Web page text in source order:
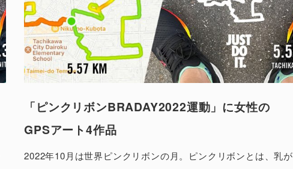
「ピンクリボンBRADAY2022運動」に女性の
GPSアート4作品
2022年10月は世界ピンクリボンの月。ピンクリボンとは、乳が